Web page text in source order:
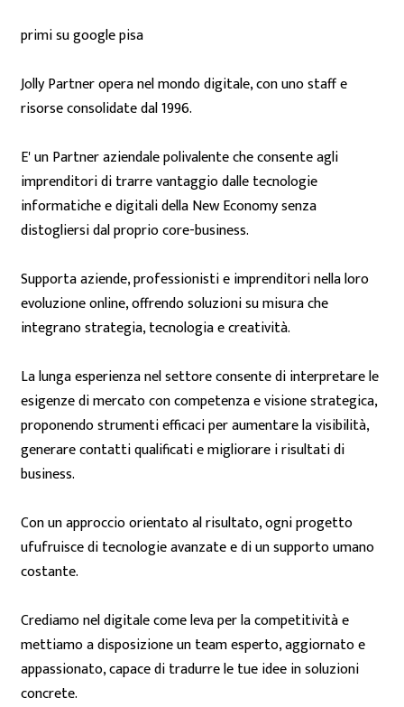
primi su google pisa
Jolly Partner opera nel mondo digitale, con uno staff e
risorse consolidate dal 1996.
E' un Partner aziendale polivalente che consente agli
imprenditori di trarre vantaggio dalle tecnologie
informatiche e digitali della New Economy senza
distogliersi dal proprio core-business.
Supporta aziende, professionisti e imprenditori nella loro
evoluzione online, offrendo soluzioni su misura che
integrano strategia, tecnologia e creatività.
La lunga esperienza nel settore consente di interpretare le
esigenze di mercato con competenza e visione strategica,
proponendo strumenti efficaci per aumentare la visibilità,
generare contatti qualificati e migliorare i risultati di
business.
Con un approccio orientato al risultato, ogni progetto
ufufruisce di tecnologie avanzate e di un supporto umano
costante.
Crediamo nel digitale come leva per la competitività e
mettiamo a disposizione un team esperto, aggiornato e
appassionato, capace di tradurre le tue idee in soluzioni
concrete.